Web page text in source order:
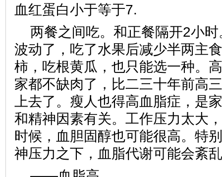
血红蛋白小于等于7.
两餐之间吃。和正餐隔开2小
波动了，吃了水果后减少半两主
柿，吃根黄瓜，也只能选一种。
家都不缺肉了，比二三十年前高
上去了。瘦人也得高血脂症，是
和精神因素有关。工作压力太大
时候，血胆固醇也可能很高。特
神压力之下，血脂代谢可能会紊